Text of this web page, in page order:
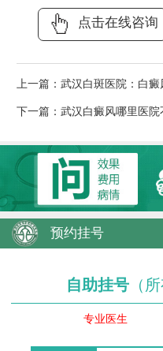
点击在线咨询
上一篇： 武汉白斑医院：白
下一篇： 武汉白癜风哪里医
预约挂号
自助挂号 （
专业医生